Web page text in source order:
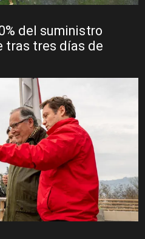
del suministro
tras tres días de